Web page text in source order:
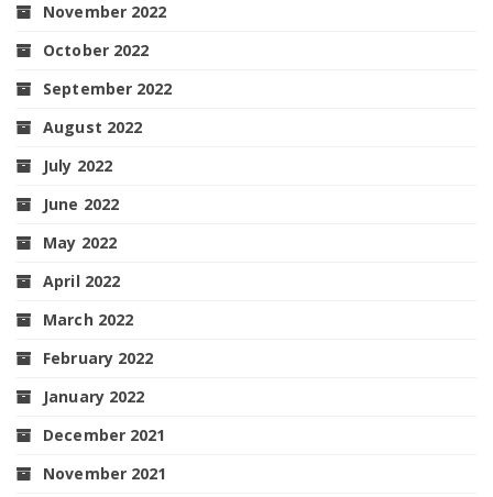
November 2022
October 2022
September 2022
August 2022
July 2022
June 2022
May 2022
April 2022
March 2022
February 2022
January 2022
December 2021
November 2021